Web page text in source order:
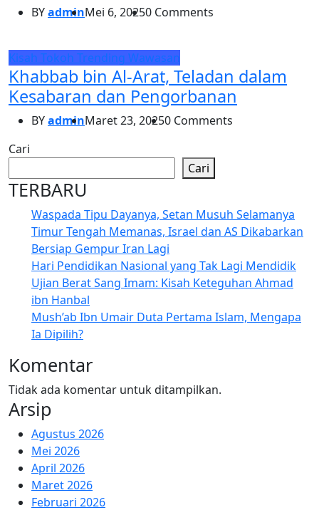
BYadminMei 6, 20250 Comments
Kisah Tokoh Trending Wawasan
Khabbab bin Al-Arat, Teladan dalam
Kesabaran dan Pengorbanan
BYadminMaret 23, 20250 Comments
Cari
Cari
TERBARU
Waspada Tipu Dayanya, Setan Musuh Selamanya
Timur Tengah Memanas, Israel dan AS Dikabarkan
Bersiap Gempur Iran Lagi
Hari Pendidikan Nasional yang Tak Lagi Mendidik
Ujian Berat Sang Imam: Kisah Keteguhan Ahmad
ibn Hanbal
Mush’ab Ibn Umair Duta Pertama Islam, Mengapa
Ia Dipilih?
Komentar
Tidak ada komentar untuk ditampilkan.
Arsip
Agustus 2026
Mei 2026
April 2026
Maret 2026
Februari 2026